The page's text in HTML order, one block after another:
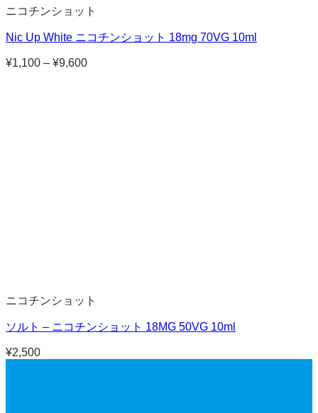
ニコチンショット
Nic Up White ニコチンショット 18mg 70VG 10ml
¥1,100 – ¥9,600価
ニコチンショット
ソルト – ニコチンショット 18MG 50VG 10ml
¥2,500